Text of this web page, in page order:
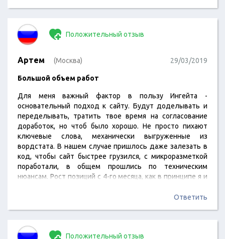
удовольствием работали бы с Ingate и дальше, но
экономический спад из-за коронавируса заставил нас
пока временно свернуть расходы на продвижение. Не
прощаемся)
Положительный отзыв
Артем (Москва) 29/03/2019
Большой объем работ
Для меня важный фактор в пользу Ингейта -
основательный подход к сайту. Будут доделывать и
переделывать, тратить твое время на согласование
доработок, но чтоб было хорошо. Не просто пихают
ключевые слова, механически выгруженные из
вордстата. В нашем случае пришлось даже залезать в
код, чтобы сайт быстрее грузился, с микроразметкой
поработали, в общем прошлись по техническим
нюансам. Рост позиций с 4-го месяца, как в принципе я и
еще не все в топе. Но прирост идет. Главное - динамика.
С…
Ответить
Положительный отзыв